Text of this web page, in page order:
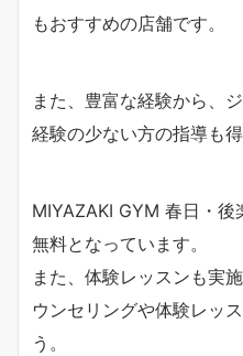
もおすすめの店舗です。
また、豊富な経験から、
経験の少ない方の指導も
MIYAZAKI GYM 春日・
無料となっています。
また、体験レッスンも実
ウンセリングや体験レッ
う。